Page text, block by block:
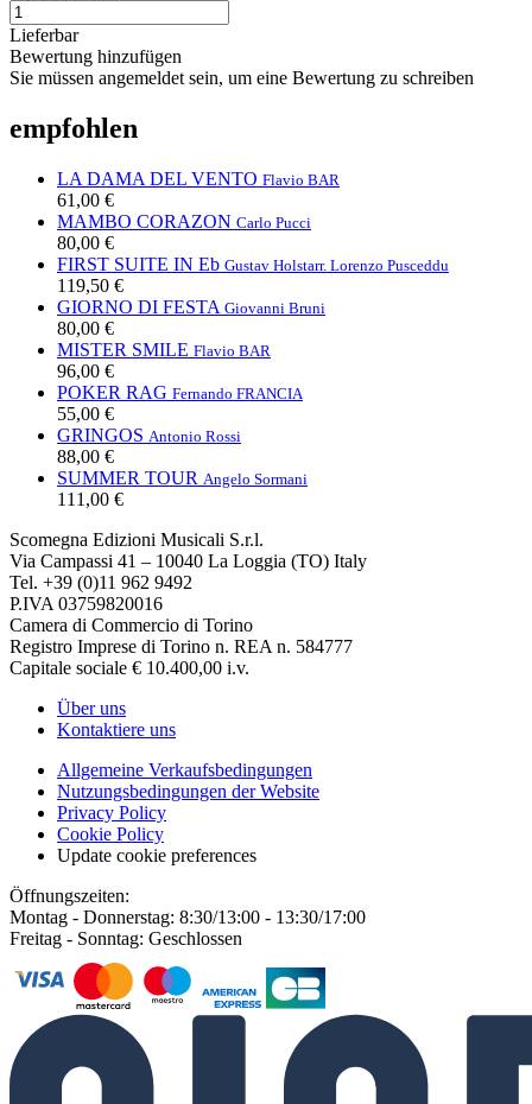
Lieferbar
Bewertung hinzufügen
Sie müssen angemeldet sein, um eine Bewertung zu schreiben
empfohlen
LA DAMA DEL VENTO Flavio BAR
61,00 €
MAMBO CORAZON Carlo Pucci
80,00 €
FIRST SUITE IN Eb Gustav Holstarr. Lorenzo Pusceddu
119,50 €
GIORNO DI FESTA Giovanni Bruni
80,00 €
MISTER SMILE Flavio BAR
96,00 €
POKER RAG Fernando FRANCIA
55,00 €
GRINGOS Antonio Rossi
88,00 €
SUMMER TOUR Angelo Sormani
111,00 €
Scomegna Edizioni Musicali S.r.l.
Via Campassi 41 – 10040 La Loggia (TO) Italy
Tel. +39 (0)11 962 9492
P.IVA 03759820016
Camera di Commercio di Torino
Registro Imprese di Torino n. REA n. 584777
Capitale sociale € 10.400,00 i.v.
Über uns
Kontaktiere uns
Allgemeine Verkaufsbedingungen
Nutzungsbedingungen der Website
Privacy Policy
Cookie Policy
Update cookie preferences
Öffnungszeiten:
Montag - Donnerstag: 8:30/13:00 - 13:30/17:00
Freitag - Sonntag: Geschlossen